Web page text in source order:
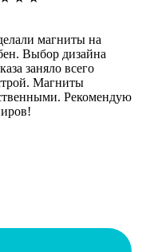
магниты на
Выбор дизайна
заняло всего
Магниты
Рекомендую